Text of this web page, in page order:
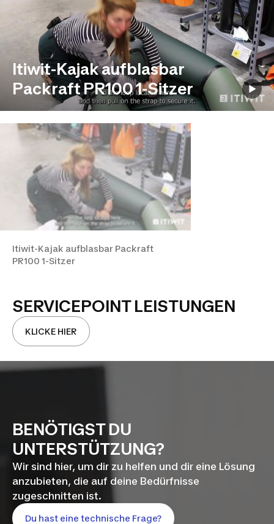
Itiwit-Kajak aufblasbar
Packraft PR100 1-Sitzer
Itiwit-Kajak aufblasbar Packraft
PR100 1-Sitzer
SERVICEPOINT LEISTUNGEN
KLICKE HIER
BENÖTIGST DU
UNTERSTÜTZUNG?
Wir sind hier, um dir zu helfen und dir eine Lösung
anzubieten, die auf deine Bedürfnisse
zugeschnitten ist.
Du hast eine technische Frage?